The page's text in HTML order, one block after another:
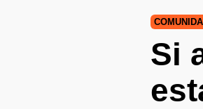
Si